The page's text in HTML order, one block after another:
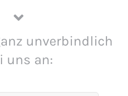
unverbindlich
uns an: